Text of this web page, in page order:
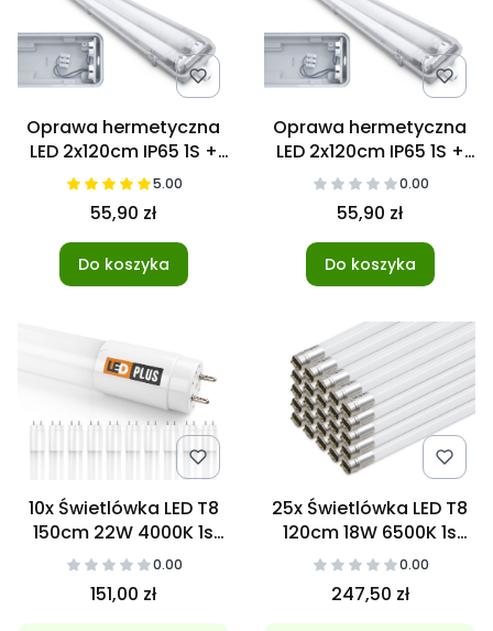
Oprawa hermetyczna
LED 2x120cm IP65 1S +
Świetlówki NANO 4000K
5.00
55,90 zł
Do koszyka
Oprawa hermetyczna
LED 2x120cm IP65 1S +
Świetlówki NANO 6000K
0.00
55,90 zł
Do koszyka
10x Świetlówka LED T8
150cm 22W 4000K 1s
NANO 0.00
151,00 zł
25x Świetlówka LED T8
120cm 18W 6500K 1s
GLASS0.00
247,50 zł